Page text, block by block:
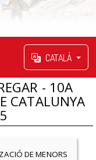
CATALÀ
- 10A
CATALUNYA
DE MENORS